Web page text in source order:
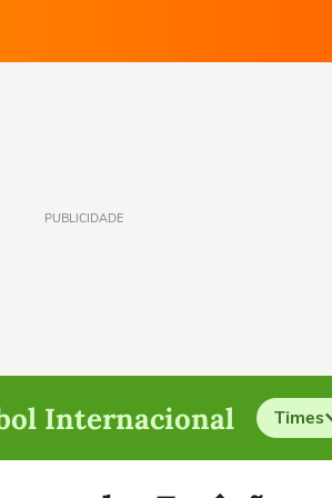
PUBLICIDADE
Internacional Times